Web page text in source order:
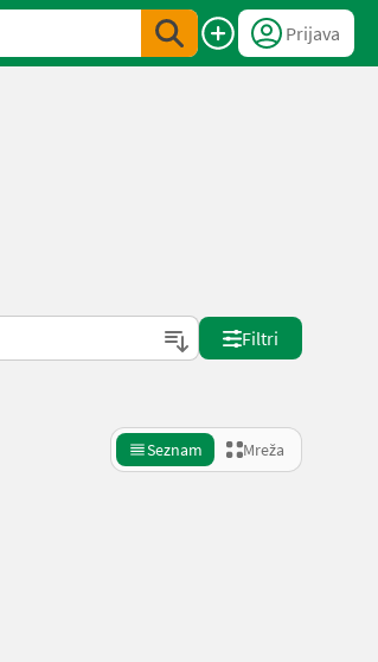
Prijava
Filtri
Seznam Mreža